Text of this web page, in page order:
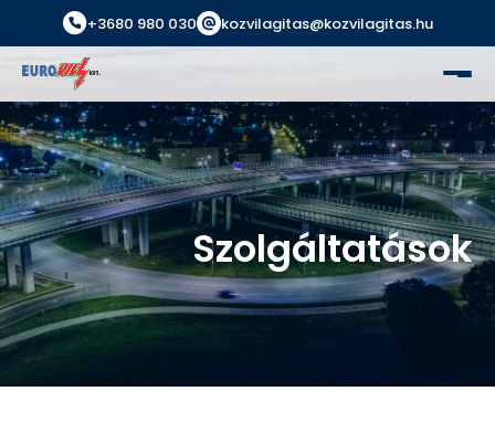
+3680 980 030 kozvilagitas@kozvilagitas.hu
Szolgáltatások